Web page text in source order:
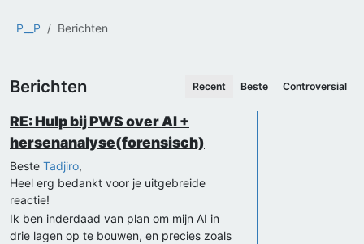
P__P Berichten
Berichten Recent Beste Controversial
RE: Hulp bij PWS over AI +
hersenanalyse(forensisch)
Beste Tadjiro,
Heel erg bedankt voor je uitgebreide
reactie!
Ik ben inderdaad van plan om mijn AI in
drie lagen op te bouwen, en precies zoals